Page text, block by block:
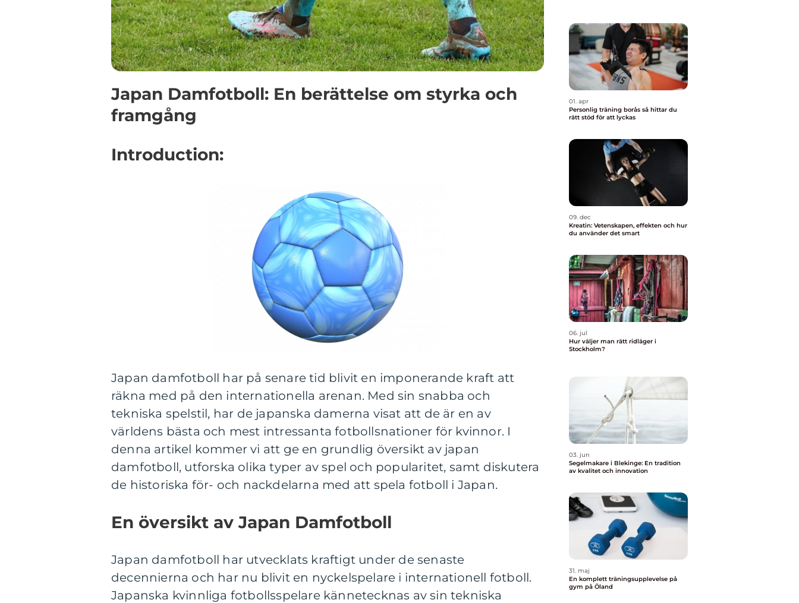
Japan Damfotboll: En berättelse om styrka och
framgång
Introduction:
Japan damfotboll har på senare tid blivit en imponerande kraft att
räkna med på den internationella arenan. Med sin snabba och
tekniska spelstil, har de japanska damerna visat att de är en av
världens bästa och mest intressanta fotbollsnationer för kvinnor. I
denna artikel kommer vi att ge en grundlig översikt av japan
damfotboll, utforska olika typer av spel och popularitet, samt diskutera
de historiska för- och nackdelarna med att spela fotboll i Japan.
En översikt av Japan Damfotboll
Japan damfotboll har utvecklats kraftigt under de senaste
decennierna och har nu blivit en nyckelspelare i internationell fotboll.
Japanska kvinnliga fotbollsspelare kännetecknas av sin tekniska
01. apr
Personlig träning borås så hittar du
rätt stöd för att lyckas
09. dec
Kreatin: Vetenskapen, effekten och hur
du använder det smart
06. jul
Hur väljer man rätt ridläger i
Stockholm?
03. jun
Segelmakare i Blekinge: En tradition
av kvalitet och innovation
31. maj
En komplett träningsupplevelse på
gym på Öland